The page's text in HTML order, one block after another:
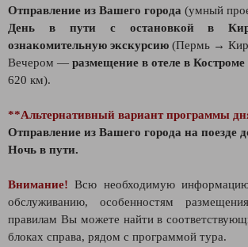
Отправление из Вашего города (умный
День в пути с остановкой в
ознакомительную экскурсию (Пермь →
Вечером — размещение в отеле в Костроме
620 км).
**Альтернативный вариант программы
Отправление из Вашего города на поезде
Ночь в пути.
Внимание!Всю необходимую
обслуживанию, особенностям
правилам Вы можете найти в
блоках справа, рядом с программой тура.